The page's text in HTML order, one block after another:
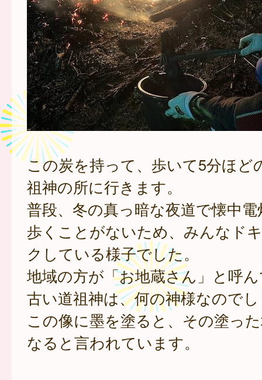
この炭を持って、歩いて5分ほど
祖神の所に行きます。
普段、冬の真っ暗な夜道で懐中
歩くことがないため、みんなド
クしている様子でした。
地域の方が「お地蔵さん」と呼
古い道祖神は、何の神様なので
この像に墨を塗ると、その塗っ
なると言われています。